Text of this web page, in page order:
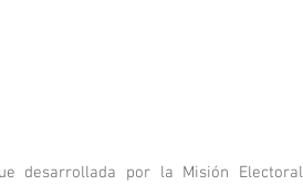
desarrollada por la Misión